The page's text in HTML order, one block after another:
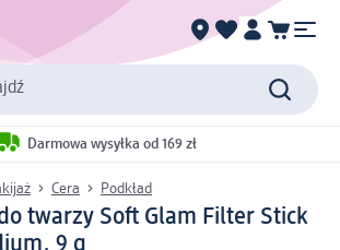
Darmowa wysyłka od 169 zł
Cera Podkład
twarzy Soft Glam Filter Stick
9 g